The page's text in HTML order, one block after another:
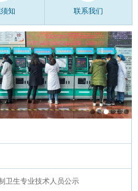
知 联系我们
卫生专业技术人员公示